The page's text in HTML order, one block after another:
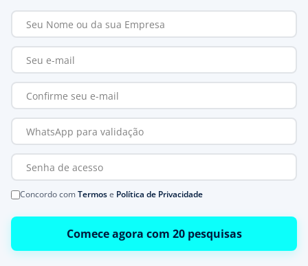
Concordo comTermose Política de Privacidade
Comece agora com 20 pesquisas